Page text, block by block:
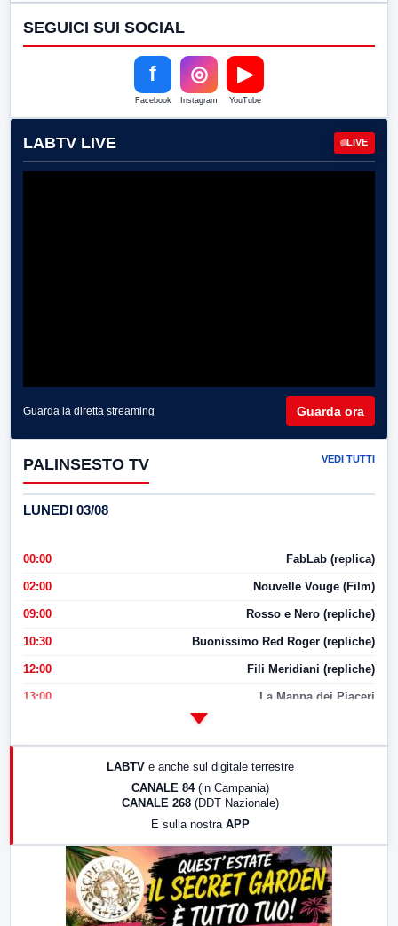
SEGUICI SUI SOCIAL
f
Facebook
◎
Instagram
▶
YouTube
LABTV LIVE LIVE
Guarda la diretta streaming Guarda ora
PALINSESTO TV VEDI TUTTI
LUNEDI 03/08
00:00 FabLab (replica)
02:00 Nouvelle Vouge (Film)
09:00 Rosso e Nero (repliche)
10:30 Buonissimo Red Roger (repliche)
12:00 Fili Meridiani (repliche)
13:00 La Mappa dei Piaceri
17:00 LabNews (replica)
LabNews (replica)
LABTV e anche sul digitale terrestre
CANALE 84 (in Campania)
CANALE 268 (DDT Nazionale)
E sulla nostra APP